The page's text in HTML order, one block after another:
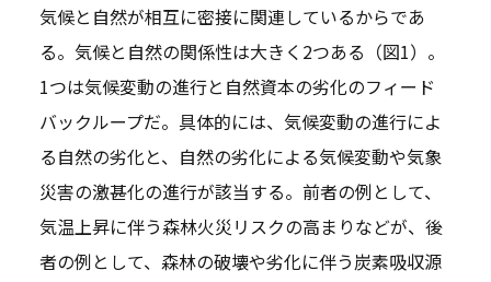
気候と自然が相互に密接に関連しているからであ
る。気候と自然の関係性は大きく2つある（図1）。
1つは気候変動の進行と自然資本の劣化のフィード
バックループだ。具体的には、気候変動の進行によ
る自然の劣化と、自然の劣化による気候変動や気象
災害の激甚化の進行が該当する。前者の例として、
気温上昇に伴う森林火災リスクの高まりなどが、後
者の例として、森林の破壊や劣化に伴う炭素吸収源